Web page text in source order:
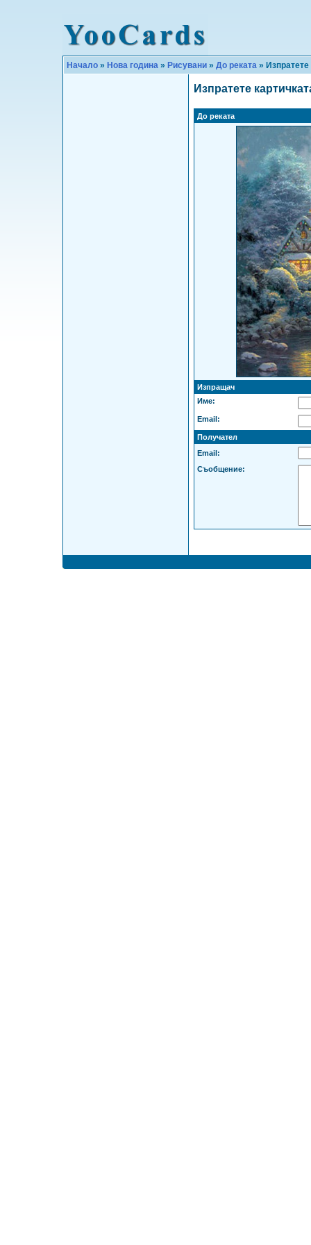
Начало » Нова година » Рисувани » До реката » Изпратете
Изпратете
До реката
Изпращач
Име:
Email:
Получател
Email:
Съобщение: